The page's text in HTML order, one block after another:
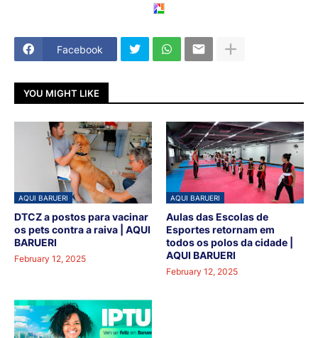
Facebook
YOU MIGHT LIKE
AQUI BARUERI
DTCZ a postos para vacinar
os pets contra a raiva | AQUI
BARUERI
February 12, 2025
AQUI BARUERI
Aulas das Escolas de
Esportes retornam em
todos os polos da cidade |
AQUI BARUERI
February 12, 2025